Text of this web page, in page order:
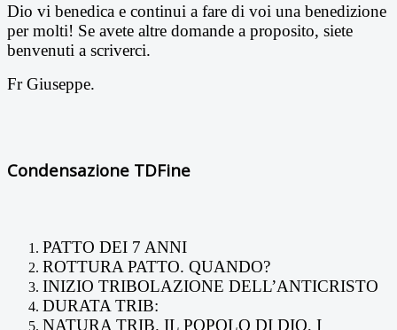
Dio vi benedica e continui a fare di voi una benedizione
per molti! Se avete altre domande a proposito, siete
benvenuti a scriverci.
Fr Giuseppe.
Condensazione TDFine
PATTO DEI 7 ANNI
ROTTURA PATTO. QUANDO?
INIZIO TRIBOLAZIONE DELL’ANTICRISTO
DURATA TRIB:
NATURA TRIB. IL POPOLO DI DIO, I